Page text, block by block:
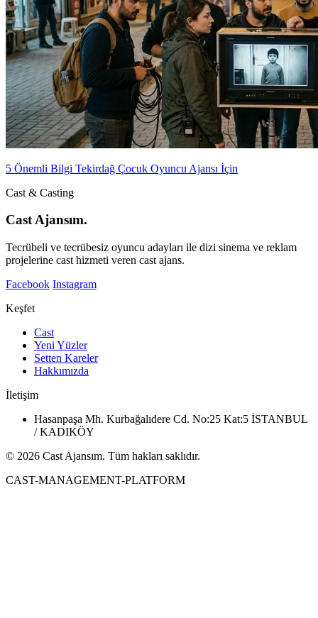
5 Önemli Bilgi Tekirdağ Çocuk Oyuncu Ajansı İçin
Cast & Casting
Cast Ajansım.
Tecrübeli ve tecrübesiz oyuncu adayları ile dizi sinema ve reklam
projelerine cast hizmeti veren cast ajans.
Facebook Instagram
Keşfet
Cast
Yeni Yüzler
Setten Kareler
Hakkımızda
İletişim
Hasanpaşa Mh. Kurbağalıdere Cd. No:25 Kat:5 İSTANBUL
/ KADIKÖY
© 2026 Cast Ajansım. Tüm hakları saklıdır.
CAST-MANAGEMENT-PLATFORM